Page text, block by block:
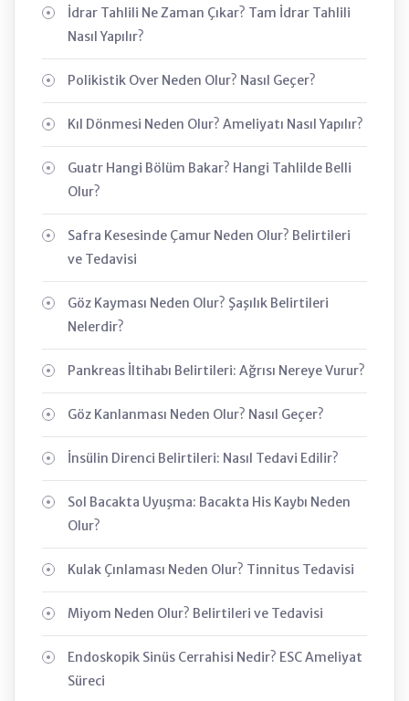
İdrar Tahlili Ne Zaman Çıkar? Tam İdrar Tahlili
Nasıl Yapılır?
Polikistik Over Neden Olur? Nasıl Geçer?
Kıl Dönmesi Neden Olur? Ameliyatı Nasıl Yapılır?
Guatr Hangi Bölüm Bakar? Hangi Tahlilde Belli
Olur?
Safra Kesesinde Çamur Neden Olur? Belirtileri
ve Tedavisi
Göz Kayması Neden Olur? Şaşılık Belirtileri
Nelerdir?
Pankreas İltihabı Belirtileri: Ağrısı Nereye Vurur?
Göz Kanlanması Neden Olur? Nasıl Geçer?
İnsülin Direnci Belirtileri: Nasıl Tedavi Edilir?
Sol Bacakta Uyuşma: Bacakta His Kaybı Neden
Olur?
Kulak Çınlaması Neden Olur? Tinnitus Tedavisi
Miyom Neden Olur? Belirtileri ve Tedavisi
Endoskopik Sinüs Cerrahisi Nedir? ESC Ameliyat
Süreci